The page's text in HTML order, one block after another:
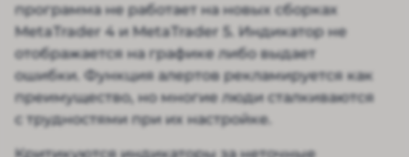
программа не работает на новых сборках
MetaTrader 4 и MetaTrader 5. Индикатор не
отображается на графике либо выдает
ошибки. Функция алертов рекламируется как
преимущество, но многие люди сталкиваются
с трудностями при их настройке.